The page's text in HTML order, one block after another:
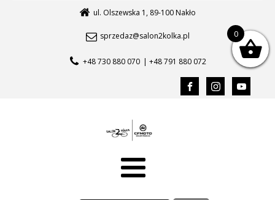
ul. Olszewska 1, 89-100 Nakło
sprzedaz@salon2kolka.pl
+48 730 880 070 | +48 791 880 072
0